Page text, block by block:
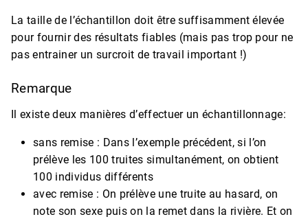
La taille de l’échantillon doit être suffisamment élevée
pour fournir des résultats fiables (mais pas trop pour ne
pas entrainer un surcroit de travail important !)
Remarque
Il existe deux manières d’effectuer un échantillonnage:
sans remise : Dans l’exemple précédent, si l’on
prélève les 100 truites simultanément, on obtient
100 individus différents
avec remise : On prélève une truite au hasard, on
note son sexe puis on la remet dans la rivière. Et on